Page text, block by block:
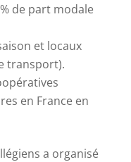
de part modale
et locaux
transport).
en France en
a organisé